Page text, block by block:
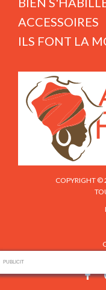
ACCESSOIRES
ILS FONT LA
COPYRIGHT ©
PUBLICIT